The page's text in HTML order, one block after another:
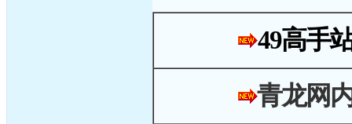
49高手
青龙网